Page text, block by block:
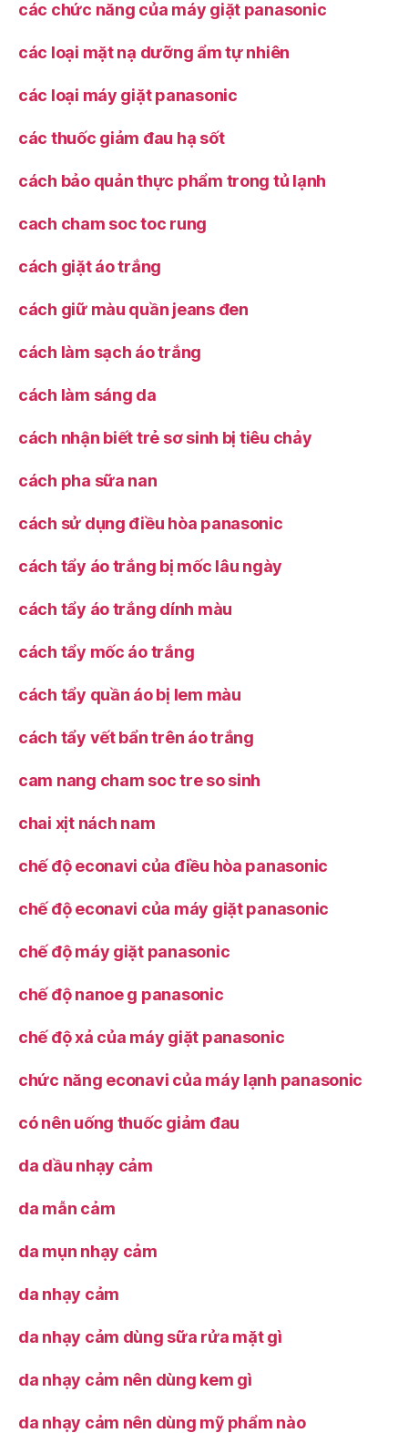
các chức năng của máy giặt panasonic
các loại mặt nạ dưỡng ẩm tự nhiên
các loại máy giặt panasonic
các thuốc giảm đau hạ sốt
cách bảo quản thực phẩm trong tủ lạnh
cach cham soc toc rung
cách giặt áo trắng
cách giữ màu quần jeans đen
cách làm sạch áo trắng
cách làm sáng da
cách nhận biết trẻ sơ sinh bị tiêu chảy
cách pha sữa nan
cách sử dụng điều hòa panasonic
cách tẩy áo trắng bị mốc lâu ngày
cách tẩy áo trắng dính màu
cách tẩy mốc áo trắng
cách tẩy quần áo bị lem màu
cách tẩy vết bẩn trên áo trắng
cam nang cham soc tre so sinh
chai xịt nách nam
chế độ econavi của điều hòa panasonic
chế độ econavi của máy giặt panasonic
chế độ máy giặt panasonic
chế độ nanoe g panasonic
chế độ xả của máy giặt panasonic
chức năng econavi của máy lạnh panasonic
có nên uống thuốc giảm đau
da dầu nhạy cảm
da mẫn cảm
da mụn nhạy cảm
da nhạy cảm
da nhạy cảm dùng sữa rửa mặt gì
da nhạy cảm nên dùng kem gì
da nhạy cảm nên dùng mỹ phẩm nào